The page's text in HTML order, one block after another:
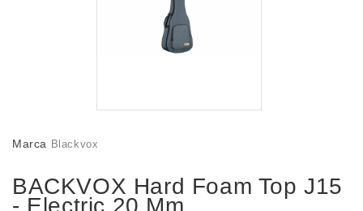
Marca Blackvox
BACKVOX Hard Foam Top J15
- Electric 20 Mm